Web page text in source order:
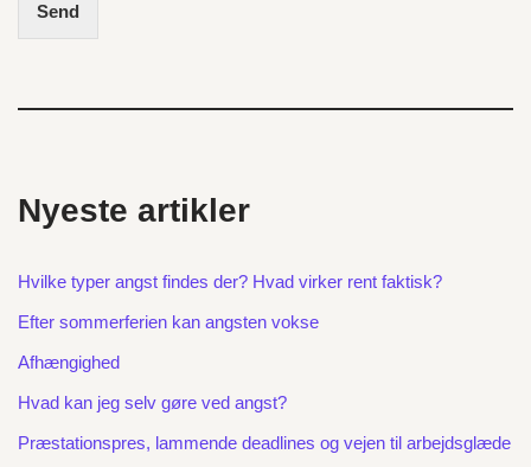
Send
Nyeste artikler
Hvilke typer angst findes der? Hvad virker rent faktisk?
Efter sommerferien kan angsten vokse
Afhængighed
Hvad kan jeg selv gøre ved angst?
Præstationspres, lammende deadlines og vejen til arbejdsglæde